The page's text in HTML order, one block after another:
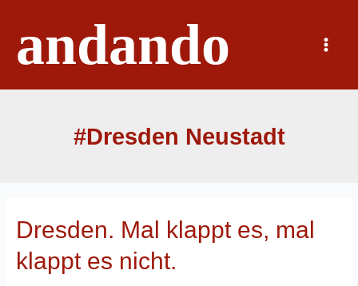
springenandando
Main
Menu
#Dresden Neustadt
Dresden. Mal klappt es, mal
klappt es nicht.